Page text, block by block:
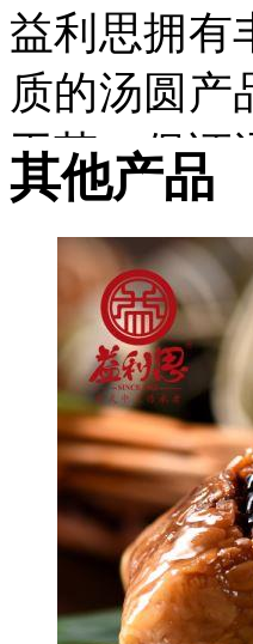
益利思拥有
质的汤圆产
工艺，保证
品安全和卫
并且，我们
。
益利思汤圆
益利思只
的体现，
终秉持以
其他产品